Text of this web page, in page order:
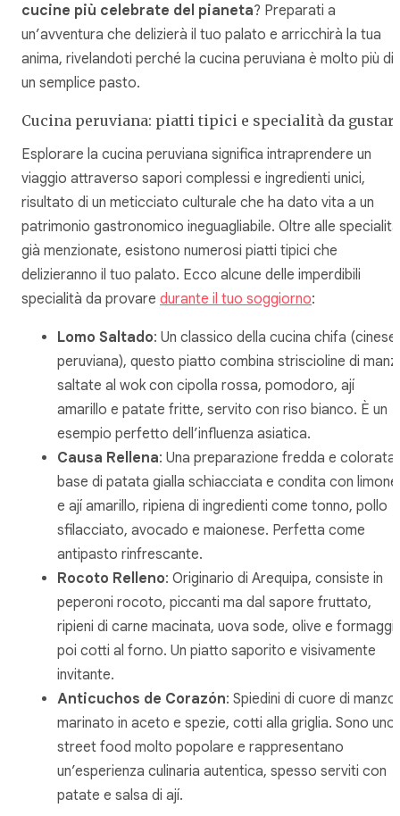
cucine più celebrate del pianeta? Preparati a
un’avventura che delizierà il tuo palato e arricchirà la tua
anima, rivelandoti perché la cucina peruviana è molto più di
un semplice pasto.
Cucina peruviana: piatti tipici e specialità da
Esplorare la cucina peruviana significa intraprendere un
viaggio attraverso sapori complessi e ingredienti unici,
risultato di un meticciato culturale che ha dato vita a un
patrimonio gastronomico ineguagliabile. Oltre alle specialità
già menzionate, esistono numerosi piatti tipici che
delizieranno il tuo palato. Ecco alcune delle imperdibili
specialità da provare durante il tuo soggiorno:
Lomo Saltado: Un classico della cucina chifa
peruviana), questo piatto combina striscioline di
saltate al wok con cipolla rossa, pomodoro, ají
amarillo e patate fritte, servito con riso bianco. È un
esempio perfetto dell’influenza asiatica.
Causa Rellena: Una preparazione fredda e colorata
base di patata gialla schiacciata e condita con limone
e ají amarillo, ripiena di ingredienti come tonno, pollo
sfilacciato, avocado e maionese. Perfetta come
antipasto rinfrescante.
Rocoto Relleno: Originario di Arequipa, consiste in
peperoni rocoto, piccanti ma dal sapore fruttato,
ripieni di carne macinata, uova sode, olive e
poi cotti al forno. Un piatto saporito e visivamente
invitante.
Anticuchos de Corazón: Spiedini di cuore di manzo
marinato in aceto e spezie, cotti alla griglia. Sono uno
street food molto popolare e rappresentano
un’esperienza culinaria autentica, spesso serviti con
patate e salsa di ají.